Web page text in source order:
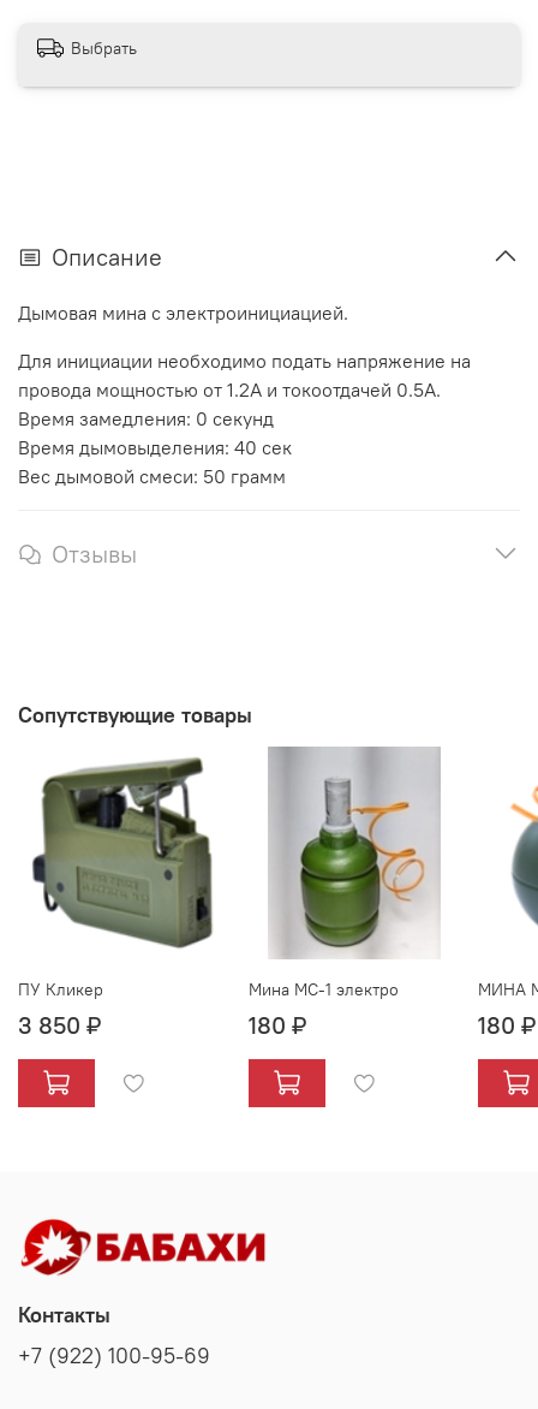
Выбрать
Описание
Дымовая мина с электроинициацией.
Для инициации необходимо подать напряжение на
провода мощностью от 1.2А и токоотдачей 0.5А.
Время замедления: 0 секунд
Время дымовыделения: 40 сек
Вес дымовой смеси: 50 грамм
Отзывы
Сопутствующие товары
ПУ Кликер
3 850 ₽
Мина МС-1 электро
180 ₽
МИНА
180 ₽
Контакты
+7 (922) 100-95-69